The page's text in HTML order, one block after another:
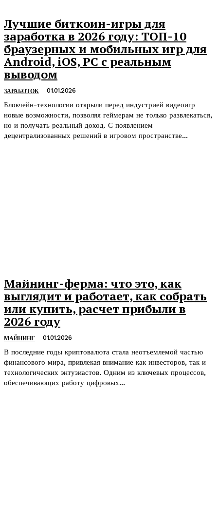
Лучшие биткоин-игры для
заработка в 2026 году: ТОП-10
браузерных и мобильных игр для
Android, iOS, PC с реальным
выводом
ЗАРАБОТОК 01.01.2026
Блокчейн-технологии открыли перед индустрией видеоигр
новые возможности, позволяя геймерам не только развлекаться,
но и получать реальный доход. С появлением
децентрализованных решений в игровом пространстве...
Майнинг-ферма: что это, как
выглядит и работает, как собрать
или купить, расчет прибыли в
2026 году
МАЙНИНГ 01.01.2026
В последние годы криптовалюта стала неотъемлемой частью
финансового мира, привлекая внимание как инвесторов, так и
технологических энтузиастов. Одним из ключевых процессов,
обеспечивающих работу цифровых...